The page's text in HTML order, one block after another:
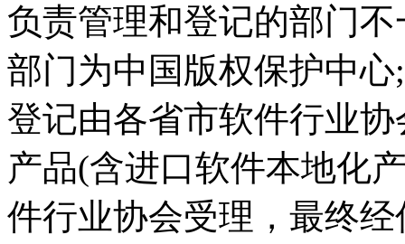
负责管理和登记的部门
部门为中国版权保护中
登记由各省市软件行业
产品(含进口软件本地化
件行业协会受理，最终